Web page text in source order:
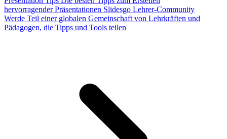
hervorragender Präsentationen Slidesgo Lehrer-Community
Werde Teil einer globalen Gemeinschaft von Lehrkräften und
Pädagogen, die Tipps und Tools teilen